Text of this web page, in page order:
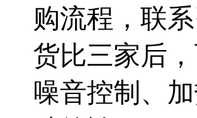
购流程，联
货比三家后
噪音控制、